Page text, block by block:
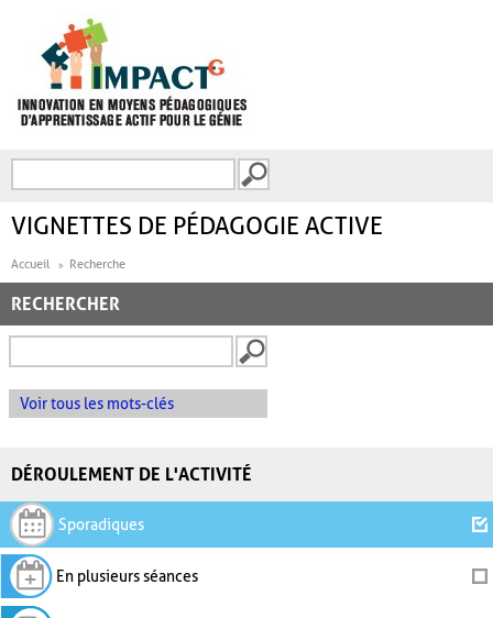
FORMULAIRE DE
VIGNETTES DE PÉDAGOGIE ACTIVE
Accueil Recherche
RECHERCHER
Voir tous les mots-clés
DÉROULEMENT DE L'ACTIVITÉ
Sporadiques
En plusieurs séances